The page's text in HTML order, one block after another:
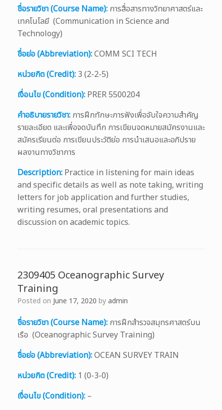
ชื่อรายวิชา (Course Name): การสื่อสารทางวิทยาศาสตร์และ
เทคโนโลยี (Communication in Science and
Technology)
ชื่อย่อ (Abbreviation):COMM SCI TECH
หน่วยกิต (Credit): 3 (2-2-5)
เงื่อนไข (Condition): PRER 5500204
คำอธิบายรายวิชา: การฝึกทักษะการฟังเพื่อจับใจความสำคัญ
รายละเอียด และเพื่อจดบันทึก การเขียนจดหมายสมัครงานและ
สมัครเรียนต่อ การเขียนประวัติย่อ การนำเสนอและอภิปราย
ผลงานทางวิชาการ
Description: Practice in listening for main ideas
and specific details as well as note taking, writing
letters for job application and further studies,
writing resumes, oral presentations and
discussion on academic topics.
2309405 Oceanographic Survey
Training
Posted on June 17, 2020 byadmin
ชื่อรายวิชา (Course Name): การฝึกสำรวจสมุทรศาสตร์บน
เรือ (Oceanographic Survey Training)
ชื่อย่อ (Abbreviation):OCEAN SURVEY TRAIN
หน่วยกิต (Credit): 1 (0-3-0)
เงื่อนไข (Condition): –